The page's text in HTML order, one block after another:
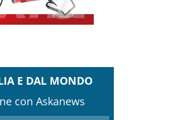
E DAL MONDO
con Askanews